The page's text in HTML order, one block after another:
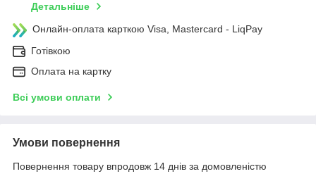
Детальніше
Онлайн-оплата карткою Visa, Mastercard - LiqPay
Готівкою
Оплата на картку
Всі умови оплати
Умови повернення
Повернення товару впродовж 14 днів за домовленістю